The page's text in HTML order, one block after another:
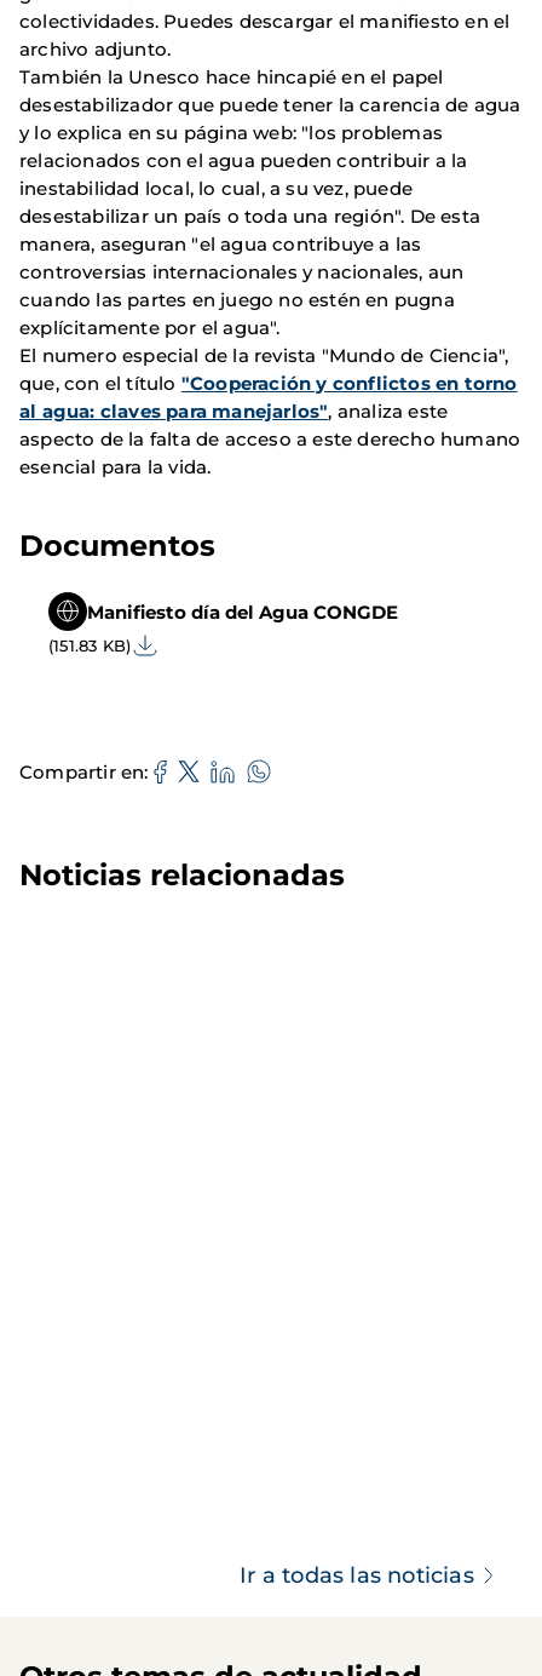
colectividades. Puedes descargar el manifiesto en el
archivo adjunto.
También la Unesco hace hincapié en el papel
desestabilizador que puede tener la carencia de agua
y lo explica en su página web: "los problemas
relacionados con el agua pueden contribuir a la
inestabilidad local, lo cual, a su vez, puede
desestabilizar un país o toda una región". De esta
manera, aseguran "el agua contribuye a las
controversias internacionales y nacionales, aun
cuando las partes en juego no estén en pugna
explícitamente por el agua".
El numero especial de la revista "Mundo de Ciencia",
que, con el título "Cooperación y conflictos en torno
al agua: claves para manejarlos", analiza este
aspecto de la falta de acceso a este derecho humano
esencial para la vida.
Documentos
Manifiesto día del Agua CONGDE
(151.83 KB)
Compartir en
Noticias relacionadas
Ir a todas las noticias